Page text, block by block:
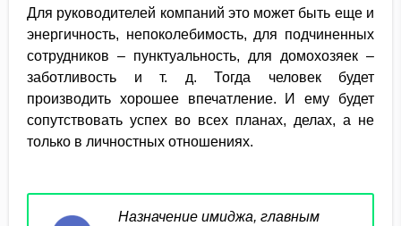
Для руководителей компаний это может быть еще и
энергичность, непоколебимость, для подчиненных
сотрудников – пунктуальность, для домохозяек –
заботливость и т. д. Тогда человек будет
производить хорошее впечатление. И ему будет
сопутствовать успех во всех планах, делах, а не
только в личностных отношениях.
Назначение имиджа, главным